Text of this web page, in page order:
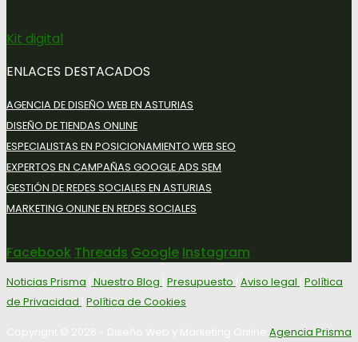
Kit digital
ENLACES DESTACADOS
AGENCIA DE DISEÑO WEB EN ASTURIAS
DISEÑO DE TIENDAS ONLINE
ESPECIALISTAS EN POSICIONAMIENTO WEB SEO
EXPERTOS EN CAMPAÑAS GOOGLE ADS SEM
GESTIÓN DE REDES SOCIALES EN ASTURIAS
MARKETING ONLINE EN REDES SOCIALES
Facebook Threads Google Instagram
Noticias Prisma Nuestro Blog Presupuesto Aviso legal Política
de Privacidad Política de Cookies
Agencia Prisma